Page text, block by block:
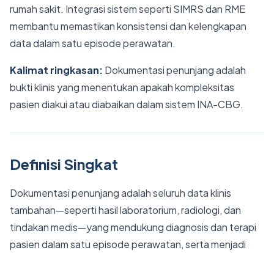
rumah sakit. Integrasi sistem seperti SIMRS dan RME
membantu memastikan konsistensi dan kelengkapan
data dalam satu episode perawatan.
Kalimat ringkasan: Dokumentasi penunjang adalah
bukti klinis yang menentukan apakah kompleksitas
pasien diakui atau diabaikan dalam sistem INA-CBG.
Definisi Singkat
Dokumentasi penunjang adalah seluruh data klinis
tambahan—seperti hasil laboratorium, radiologi, dan
tindakan medis—yang mendukung diagnosis dan terapi
pasien dalam satu episode perawatan, serta menjadi